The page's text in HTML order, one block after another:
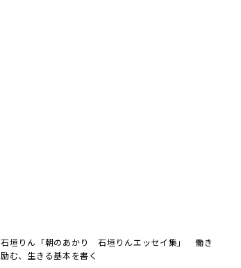
石垣りん「朝のあかり 石垣りんエッセイ集」 働き
励む、生きる基本を書く